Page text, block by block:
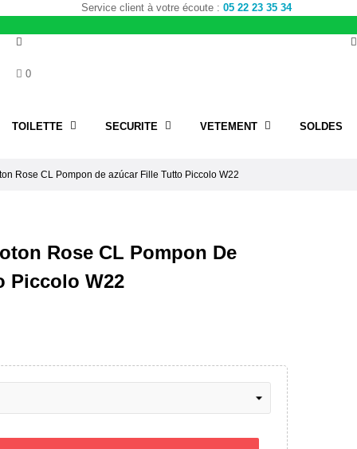
Service client à votre écoute : 05 22 23 35 34
0
TOILETTE SECURITE VETEMENT SOLDES
Rose CL Pompon de azúcar Fille Tutto Piccolo W22
Rose CL Pompon De
Piccolo W22